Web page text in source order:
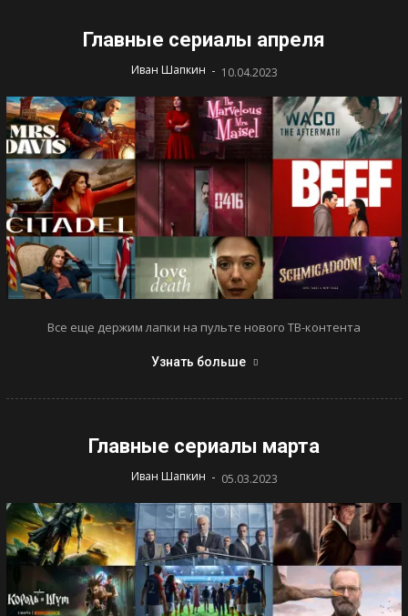
Главные сериалы апреля
Иван Шапкин - 10.04.2023
Все еще держим лапки на пульте нового ТВ-контента
Узнать больше
Главные сериалы марта
Иван Шапкин - 05.03.2023